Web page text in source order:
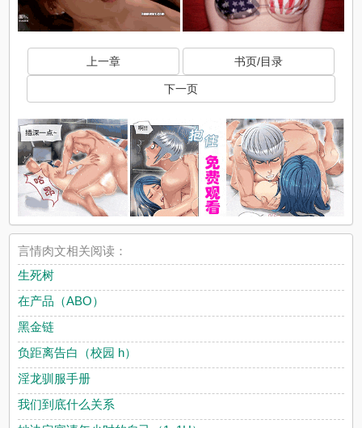
上一章 书页/目录
下一页
言情肉文相关阅读：
生死树
在产品（ABO）
黑金链
负距离告白（校园 h）
淫龙驯服手册
我们到底什么关系